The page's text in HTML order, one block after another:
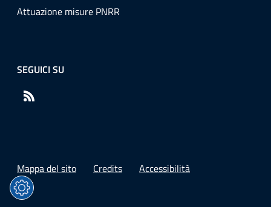
Attuazione misure PNRR
SEGUICI SU
Mappa del sito Credits Accessibilità